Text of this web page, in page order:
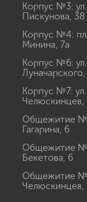
Корпус №3: ул.
Пискунова, 38
Корпус №4:
Минина, 7а
Корпус №6: ул.
Луначарского,
Корпус №7: ул.
Челюскинцев,
Общежитие №
Гагарина, 6
Общежитие №
Бекетова, 6
Общежитие №
Челюскинцев,